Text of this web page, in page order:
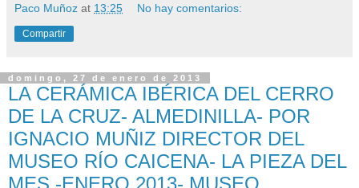
Paco Muñoz at 13:25 No hay comentarios:
Compartir
domingo, 27 de enero de 2013
LA CERÁMICA IBÉRICA DEL CERRO
DE LA CRUZ- ALMEDINILLA- POR
IGNACIO MUÑIZ DIRECTOR DEL
MUSEO RÍO CAICENA- LA PIEZA DEL
MES -ENERO 2013- MUSEO